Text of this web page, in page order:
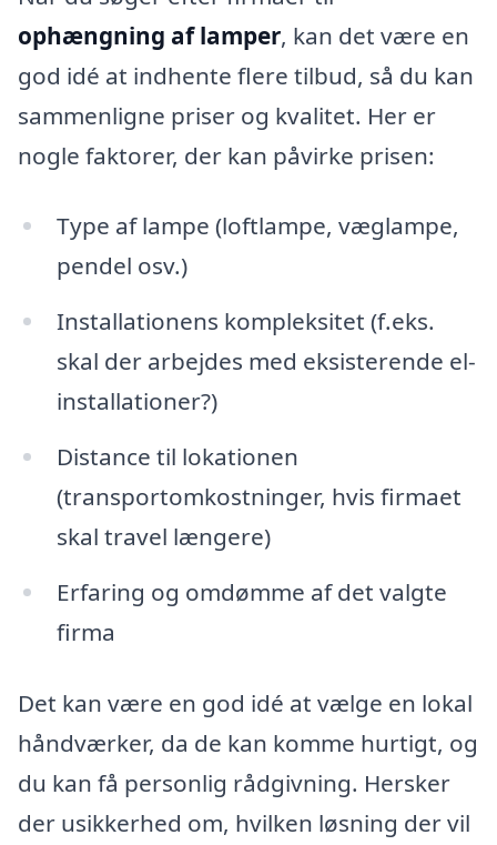
ophængning af lamper, kan det være en
god idé at indhente flere tilbud, så du kan
sammenligne priser og kvalitet. Her er
nogle faktorer, der kan påvirke prisen:
Type af lampe (loftlampe, væglampe,
pendel osv.)
Installationens kompleksitet (f.eks.
skal der arbejdes med eksisterende el-
installationer?)
Distance til lokationen
(transportomkostninger, hvis firmaet
skal travel længere)
Erfaring og omdømme af det valgte
firma
Det kan være en god idé at vælge en lokal
håndværker, da de kan komme hurtigt, og
du kan få personlig rådgivning. Hersker
der usikkerhed om, hvilken løsning der vil